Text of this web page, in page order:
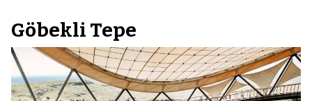
Göbekli Tepe